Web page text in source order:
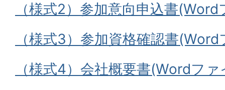
（様式2）参加意向申込書
（様式3）参加資格確認書
（様式4）会社概要書(Wordフ